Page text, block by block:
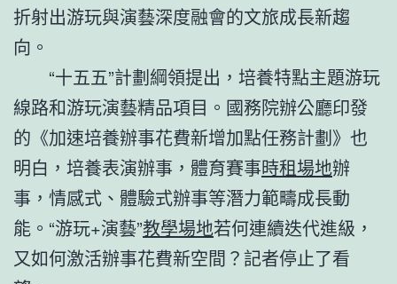
折射出游玩與演藝深度融會的文旅成長新趨
向。
“十五五”計劃綱領提出，培養特點主題游玩
線路和游玩演藝精品項目。國務院辦公廳印發
的《加速培養辦事花費新增加點任務計劃》也
明白，培養表演辦事，體育賽事時租場地辦
事，情感式、體驗式辦事等潛力範疇成長動
能。“游玩+演藝”教學場地若何連續迭代進級，
又如何激活辦事花費新空間？記者停止了看